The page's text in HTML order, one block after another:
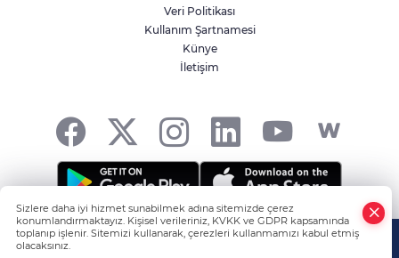
Fatih’te tarihi haziredeki mezar taşlarını
kıran şüpheli yakalandı
Veri Politikası
Kullanım Şartnamesi
Künye
İletişim
Tüm hakkı saklıdır! -HABER YAZILIMIve TURKTICARET.NET
projesidir Copyright© 2006-2026 Tüm hakları saklıdır.
Sizlere daha iyi hizmet sunabilmek adına sitemizde çerez
konumlandırmaktayız. Kişisel verileriniz, KVKK ve GDPR kapsamında
toplanıp işlenir. Sitemizi kullanarak, çerezleri kullanmamızı kabul etmiş
olacaksınız.